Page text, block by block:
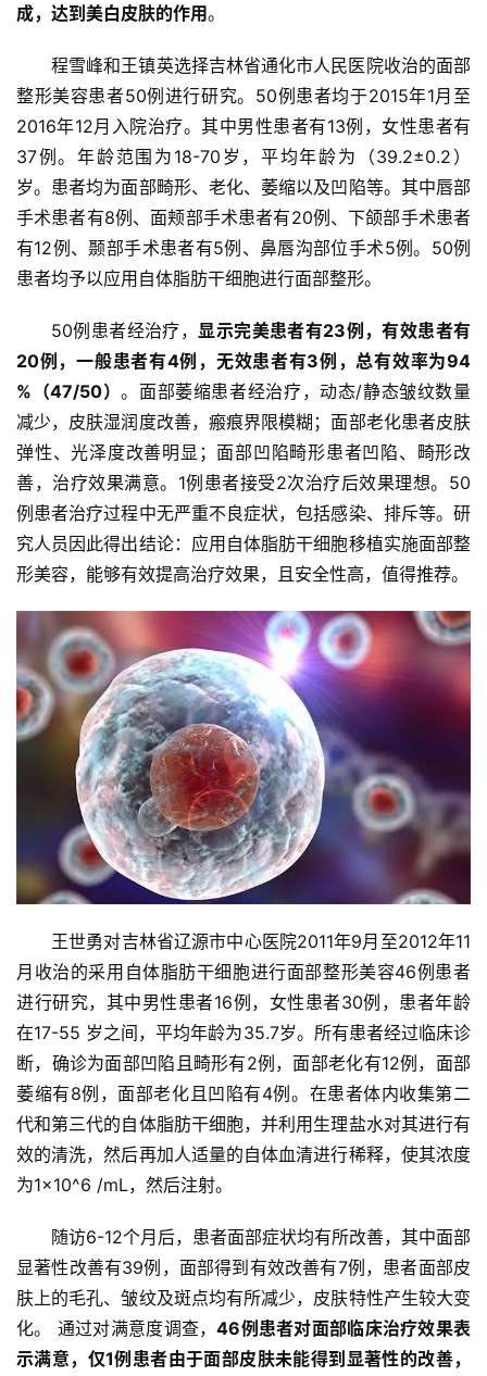
医
学
临
床
转
化
展
活
动
关
于
登录 注册
成，达到美白皮肤的作用。
程雪峰和王镇英选择吉林省通化市人民医院收治的面部
整形美容患者50例进行研究。50例患者均于2015年1月至
2016年12月入院治疗。其中男性患者有13例，女性患者有
37例。年龄范围为18-70岁，平均年龄为（39.2±0.2）
岁。患者均为面部畸形、老化、萎缩以及凹陷等。其中唇部
手术患者有8例、面颊部手术患者有20例、下颌部手术患者
有12例、颞部手术患者有5例、鼻唇沟部位手术5例。50例
患者均予以应用自体脂肪干细胞进行面部整形。
50例患者经治疗， 显示完美患者有23例，有效患者有
20例，一般患者有4例，无效患者有3例，总有效率为94
%（47/50）。面部萎缩患者经治疗，动态/静态皱纹数量
减少，皮肤湿润度改善，瘢痕界限模糊；面部老化患者皮肤
弹性、光泽度改善明显；面部凹陷畸形患者凹陷、畸形改
善，治疗效果满意。1例患者接受2次治疗后效果理想。50
例患者治疗过程中无严重不良症状，包括感染、排斥等。研
究人员因此得出结论：应用自体脂肪干细胞移植实施面部整
形美容，能够有效提高治疗效果，且安全性高，值得推荐。
王世勇对吉林省辽源市中心医院2011年9月至2012年11
月收治的采用自体脂肪干细胞进行面部整形美容46例患者
进行研究，其中男性患者16例，女性患者30例，患者年龄
在17-55 岁之间，平均年龄为35.7岁。所有患者经过临床诊
断，确诊为面部凹陷且畸形有2例，面部老化有12例，面部
萎缩有8例，面部老化且凹陷有4例。在患者体内收集第二
代和第三代的自体脂肪干细胞，并利用生理盐水对其进行有
效的清洗，然后再加人适量的自体血清进行稀释，使其浓度
为1×10^6 /mL，然后注射。
随访6-12个月后，患者面部症状均有所改善，其中面部
显著性改善有39例，面部得到有效改善有7例，患者面部皮
肤上的毛孔、皱纹及斑点均有所减少，皮肤特性产生较大变
化。 通过对满意度调查，46例患者对面部临床治疗效果表
示满意 ， 仅1例患者由于面部皮肤未能得到显著性的改善，